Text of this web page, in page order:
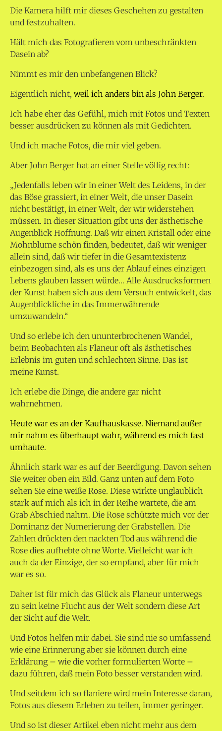
Die Kamera hilft mir dieses Geschehen zu gestalten
und festzuhalten.
Hält mich das Fotografieren vom unbeschränkten
Dasein ab?
Nimmt es mir den unbefangenen Blick?
Eigentlich nicht, weil ich anders bin als John Berger.
Ich habe eher das Gefühl, mich mit Fotos und Texten
besser ausdrücken zu können als mit Gedichten.
Und ich mache Fotos, die mir viel geben.
Aber John Berger hat an einer Stelle völlig recht:
„Jedenfalls leben wir in einer Welt des Leidens, in der
das Böse grassiert, in einer Welt, die unser Dasein
nicht bestätigt, in einer Welt, der wir widerstehen
müssen. In dieser Situation gibt uns der ästhetische
Augenblick Hoffnung. Daß wir einen Kristall oder eine
Mohnblume schön finden, bedeutet, daß wir weniger
allein sind, daß wir tiefer in die Gesamtexistenz
einbezogen sind, als es uns der Ablauf eines einzigen
Lebens glauben lassen würde… Alle Ausdrucksformen
der Kunst haben sich aus dem Versuch entwickelt, das
Augenblickliche in das Immerwährende
umzuwandeln.“
Und so erlebe ich den ununterbrochenen Wandel,
beim Beobachten als Flaneur oft als ästhetisches
Erlebnis im guten und schlechten Sinne. Das ist
meine Kunst.
Ich erlebe die Dinge, die andere gar nicht
wahrnehmen.
Heute war es an der Kaufhauskasse. Niemand außer
mir nahm es überhaupt wahr, während es mich fast
umhaute.
Ähnlich stark war es auf der Beerdigung. Davon sehen
Sie weiter oben ein Bild. Ganz unten auf dem Foto
sehen Sie eine weiße Rose. Diese wirkte unglaublich
stark auf mich als ich in der Reihe wartete, die am
Grab Abschied nahm. Die Rose schützte mich vor der
Dominanz der Numerierung der Grabstellen. Die
Zahlen drückten den nackten Tod aus während die
Rose dies aufhebte ohne Worte. Vielleicht war ich
auch da der Einzige, der so empfand, aber für mich
war es so.
Daher ist für mich das Glück als Flaneur unterwegs
zu sein keine Flucht aus der Welt sondern diese Art
der Sicht auf die Welt.
Und Fotos helfen mir dabei. Sie sind nie so umfassend
wie eine Erinnerung aber sie können durch eine
Erklärung – wie die vorher formulierten Worte –
dazu führen, daß mein Foto besser verstanden wird.
Und seitdem ich so flaniere wird mein Interesse daran,
Fotos aus diesem Erleben zu teilen, immer geringer.
Und so ist dieser Artikel eben nicht mehr aus dem